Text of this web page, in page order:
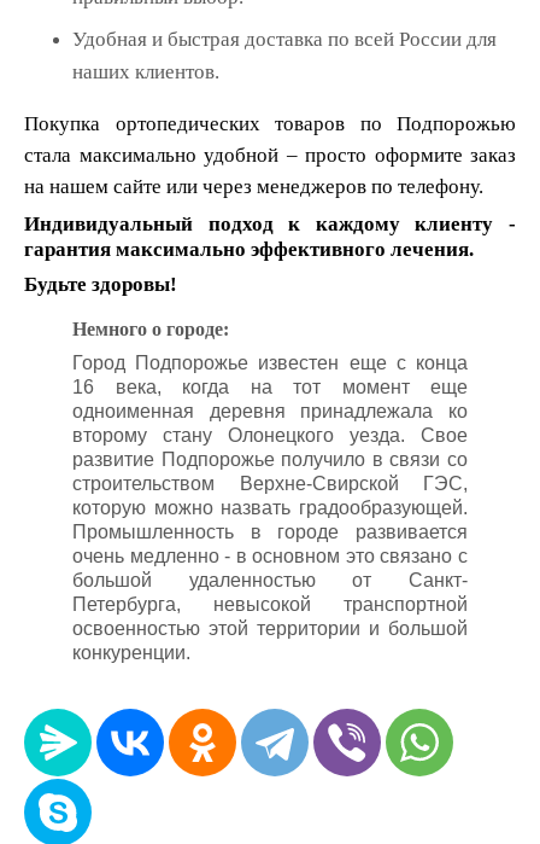
Удобная и быстрая доставка по всей России для
наших клиентов.
Покупка ортопедических товаров по Подпорожью
стала максимально удобной – просто оформите заказ
на нашем сайте или через менеджеров по телефону.
Индивидуальный подход к каждому клиенту -
гарантия максимально эффективного лечения.
Будьте здоровы!
Немного о городе:
Город Подпорожье известен еще с конца
16 века, когда на тот момент еще
одноименная деревня принадлежала ко
второму стану Олонецкого уезда. Свое
развитие Подпорожье получило в связи со
строительством Верхне-Свирской ГЭС,
которую можно назвать градообразующей.
Промышленность в городе развивается
очень медленно - в основном это связано с
большой удаленностью от Санкт-
Петербурга, невысокой транспортной
освоенностью этой территории и большой
конкуренции.